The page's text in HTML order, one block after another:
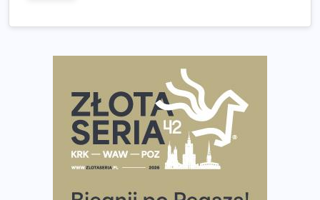
wybiera wyzwanie trzech największych maratonów w
Praska 5k Run gospodarzem Mistrzostw Polski
Największy Bieg Powstania Warszawskiego w historii.
Ponad 12 tysięcy uczestników pobiegło dla Bohaterów!
Tętno vs tempo – czym kierować się w bieganiu?
Co ma dużo białka? Produkty, które warto włączyć do